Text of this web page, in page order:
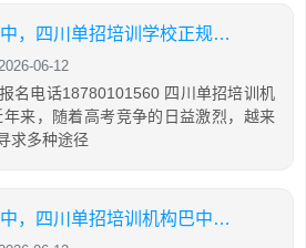
四川单招培训机构巴中，四川单招培训学校正规学校
06-12
名电话18780101560 四川单招培训机
来，随着高考竞争的日益激烈，越来
求多种途径
四川单招培训机构巴中，四川单招培训机构巴中有几家